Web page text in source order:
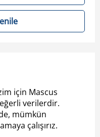
için Mascus
verilerdir.
mümkün
çalışırız.